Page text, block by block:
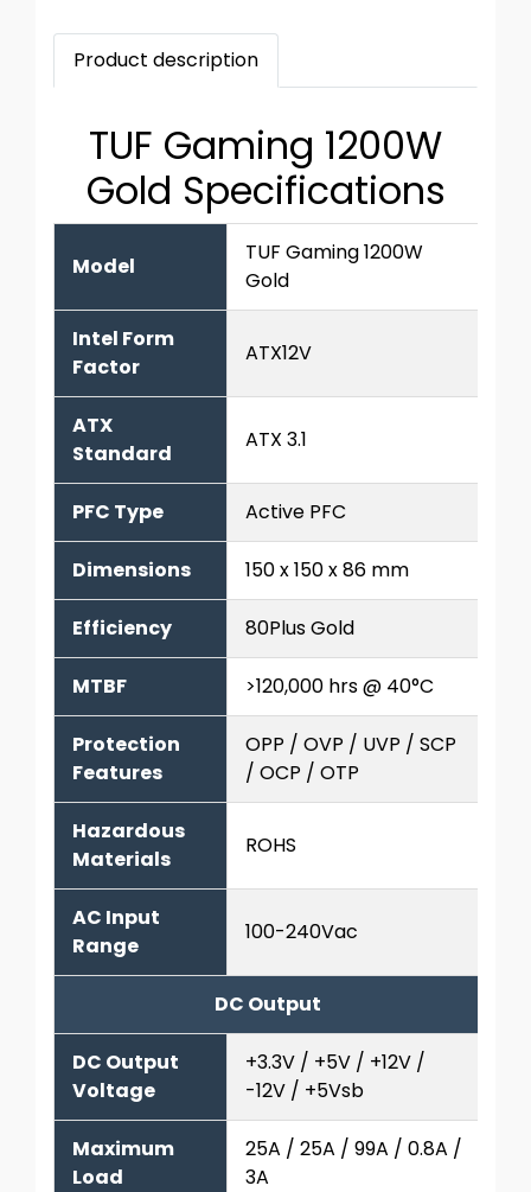
Product description
TUF Gaming 1200W
Gold Specifications
Model
TUF Gaming 1200W
Gold
Intel Form
Factor
ATX12V
ATX
Standard
ATX 3.1
PFC Type Active PFC
Dimensions 150 x 150 x 86 mm
Efficiency 80Plus Gold
MTBF >120,000 hrs @ 40°C
Protection
Features
OPP / OVP / UVP / SCP
/ OCP / OTP
Hazardous
Materials
ROHS
AC Input
Range
100-240Vac
DC Output
DC Output
Voltage
+3.3V / +5V / +12V /
-12V / +5Vsb
Maximum
Load
25A / 25A / 99A / 0.8A /
3A